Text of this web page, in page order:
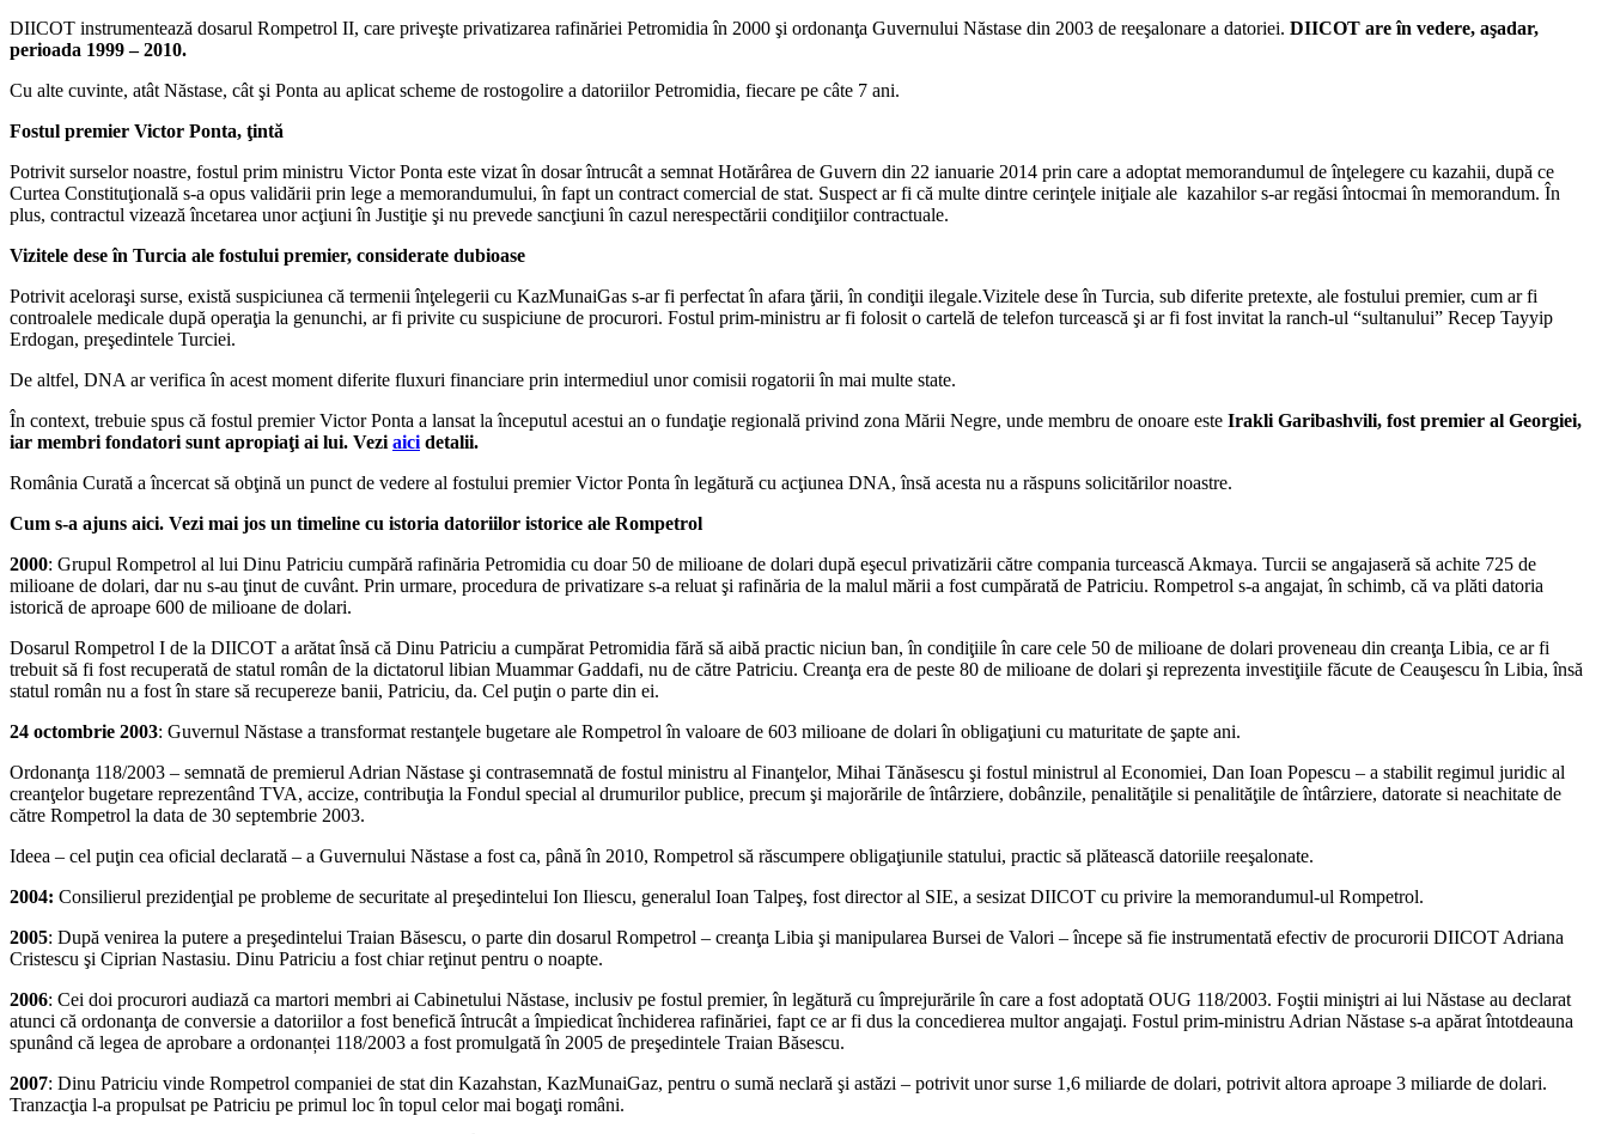
DIICOT instrumentează dosarul Rompetrol II, care priveşte privatizarea rafinăriei Petromidia în 2000 şi ordonanţa Guvernului Năstase din 2003 de reeşalonare a datoriei. DIICOT are în vedere, aşadar,
perioada 1999 – 2010.
Cu alte cuvinte, atât Năstase, cât şi Ponta au aplicat scheme de rostogolire a datoriilor Petromidia, fiecare pe câte 7 ani.
Fostul premier Victor Ponta, ţintă
Potrivit surselor noastre, fostul prim ministru Victor Ponta este vizat în dosar întrucât a semnat Hotărârea de Guvern din 22 ianuarie 2014 prin care a adoptat memorandumul de înţelegere cu kazahii, după ce
Curtea Constituţională s-a opus validării prin lege a memorandumului, în fapt un contract comercial de stat. Suspect ar fi că multe dintre cerinţele iniţiale ale kazahilor s-ar regăsi întocmai în memorandum. În
plus, contractul vizează încetarea unor acţiuni în Justiţie şi nu prevede sancţiuni în cazul nerespectării condiţiilor contractuale.
Vizitele dese în Turcia ale fostului premier, considerate dubioase
Potrivit aceloraşi surse, există suspiciunea că termenii înţelegerii cu KazMunaiGas s-ar fi perfectat în afara ţării, în condiţii ilegale.Vizitele dese în Turcia, sub diferite pretexte, ale fostului premier, cum ar fi
controalele medicale după operaţia la genunchi, ar fi privite cu suspiciune de procurori. Fostul prim-ministru ar fi folosit o cartelă de telefon turcească şi ar fi fost invitat la ranch-ul “sultanului” Recep Tayyip
Erdogan, preşedintele Turciei.
De altfel, DNA ar verifica în acest moment diferite fluxuri financiare prin intermediul unor comisii rogatorii în mai multe state.
În context, trebuie spus că fostul premier Victor Ponta a lansat la începutul acestui an o fundaţie regională privind zona Mării Negre, unde membru de onoare este Irakli Garibashvili, fost premier al Georgiei,
iar membri fondatori sunt apropiaţi ai lui. Vezi aici detalii.
România Curată a încercat să obţină un punct de vedere al fostului premier Victor Ponta în legătură cu acţiunea DNA, însă acesta nu a răspuns solicitărilor noastre.
Cum s-a ajuns aici. Vezi mai jos un timeline cu istoria datoriilor istorice ale Rompetrol
2000: Grupul Rompetrol al lui Dinu Patriciu cumpără rafinăria Petromidia cu doar 50 de milioane de dolari după eşecul privatizării către compania turcească Akmaya. Turcii se angajaseră să achite 725 de
milioane de dolari, dar nu s-au ţinut de cuvânt. Prin urmare, procedura de privatizare s-a reluat şi rafinăria de la malul mării a fost cumpărată de Patriciu. Rompetrol s-a angajat, în schimb, că va plăti datoria
istorică de aproape 600 de milioane de dolari.
Dosarul Rompetrol I de la DIICOT a arătat însă că Dinu Patriciu a cumpărat Petromidia fără să aibă practic niciun ban, în condiţiile în care cele 50 de milioane de dolari proveneau din creanţa Libia, ce ar fi
trebuit să fi fost recuperată de statul român de la dictatorul libian Muammar Gaddafi, nu de către Patriciu. Creanţa era de peste 80 de milioane de dolari şi reprezenta investiţiile făcute de Ceauşescu în Libia, însă
statul român nu a fost în stare să recupereze banii, Patriciu, da. Cel puţin o parte din ei.
24 octombrie 2003: Guvernul Năstase a transformat restanţele bugetare ale Rompetrol în valoare de 603 milioane de dolari în obligaţiuni cu maturitate de şapte ani.
Ordonanţa 118/2003 – semnată de premierul Adrian Năstase şi contrasemnată de fostul ministru al Finanţelor, Mihai Tănăsescu şi fostul ministrul al Economiei, Dan Ioan Popescu – a stabilit regimul juridic al
creanţelor bugetare reprezentând TVA, accize, contribuţia la Fondul special al drumurilor publice, precum şi majorările de întârziere, dobânzile, penalităţile si penalităţile de întârziere, datorate si neachitate de
către Rompetrol la data de 30 septembrie 2003.
Ideea – cel puţin cea oficial declarată – a Guvernului Năstase a fost ca, până în 2010, Rompetrol să răscumpere obligaţiunile statului, practic să plătească datoriile reeşalonate.
2004: Consilierul prezidenţial pe probleme de securitate al preşedintelui Ion Iliescu, generalul Ioan Talpeş, fost director al SIE, a sesizat DIICOT cu privire la memorandumul-ul Rompetrol.
2005: După venirea la putere a preşedintelui Traian Băsescu, o parte din dosarul Rompetrol – creanţa Libia şi manipularea Bursei de Valori – începe să fie instrumentată efectiv de procurorii DIICOT Adriana
Cristescu şi Ciprian Nastasiu. Dinu Patriciu a fost chiar reţinut pentru o noapte.
2006: Cei doi procurori audiază ca martori membri ai Cabinetului Năstase, inclusiv pe fostul premier, în legătură cu împrejurările în care a fost adoptată OUG 118/2003. Foştii miniştri ai lui Năstase au declarat
atunci că ordonanţa de conversie a datoriilor a fost benefică întrucât a împiedicat închiderea rafinăriei, fapt ce ar fi dus la concedierea multor angajaţi. Fostul prim-ministru Adrian Năstase s-a apărat întotdeauna
spunând că legea de aprobare a ordonanței 118/2003 a fost promulgată în 2005 de preşedintele Traian Băsescu.
2007: Dinu Patriciu vinde Rompetrol companiei de stat din Kazahstan, KazMunaiGaz, pentru o sumă neclară şi astăzi – potrivit unor surse 1,6 miliarde de dolari, potrivit altora aproape 3 miliarde de dolari.
Tranzacţia l-a propulsat pe Patriciu pe primul loc în topul celor mai bogaţi români.